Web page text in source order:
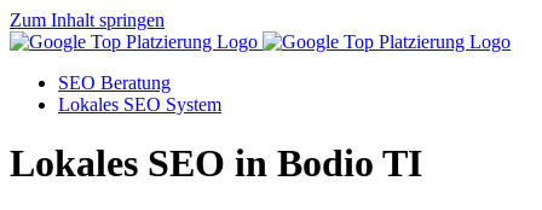
Zum Inhalt springen
SEO Beratung
Lokales SEO System
Lokales SEO in Bodio TI